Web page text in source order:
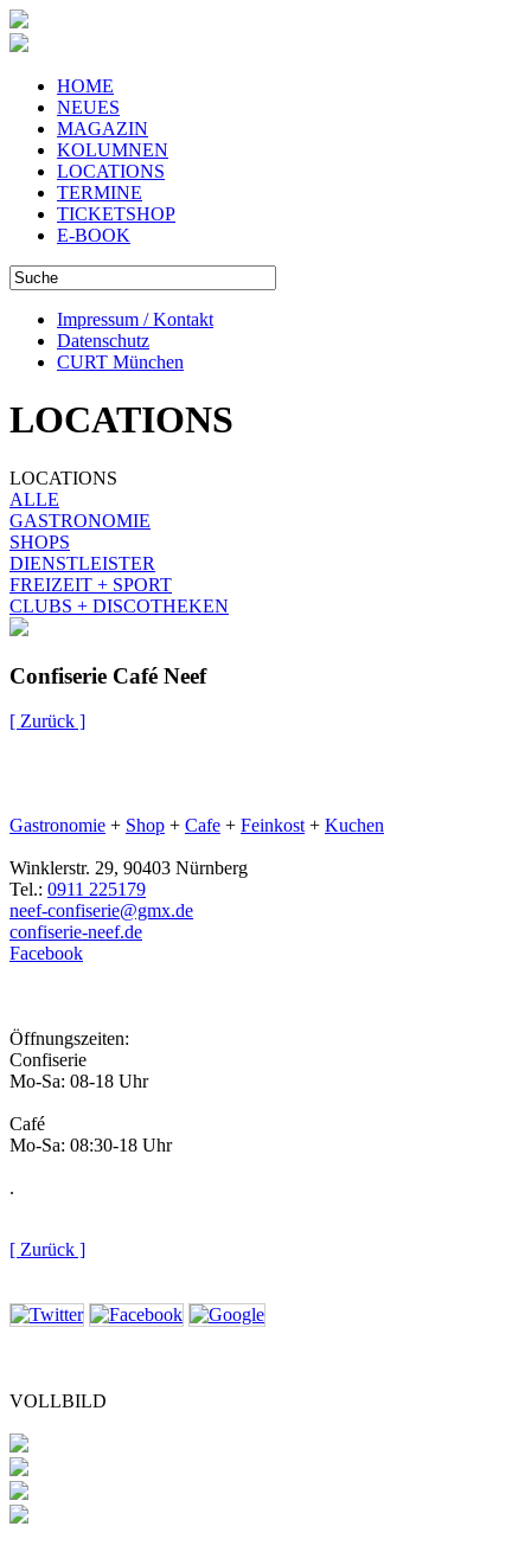
HOME
NEUES
MAGAZIN
KOLUMNEN
LOCATIONS
TERMINE
TICKETSHOP
E-BOOK
Impressum / Kontakt
Datenschutz
CURT München
LOCATIONS
LOCATIONS
ALLE
GASTRONOMIE
SHOPS
DIENSTLEISTER
FREIZEIT + SPORT
CLUBS + DISCOTHEKEN
Confiserie Café Neef
[ Zurück ]
Gastronomie + Shop + Cafe + Feinkost + Kuchen
Winklerstr. 29, 90403 Nürnberg
Tel.: 0911 225179
neef-confiserie@gmx.de
confiserie-neef.de
Facebook
Öffnungszeiten:
Confiserie
Mo-Sa: 08-18 Uhr
Café
Mo-Sa: 08:30-18 Uhr
.
[ Zurück ]
VOLLBILD